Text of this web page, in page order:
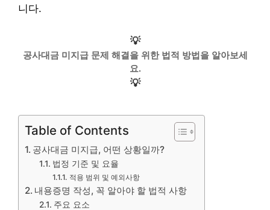
니다.
💡
공사대금 미지급 문제 해결을 위한 법적 방법을 알아보세
요.
💡
Table of Contents
공사대금 미지급, 어떤 상황일까?
법정 기준 및 요율
적용 범위 및 예외사항
내용증명 작성, 꼭 알아야 할 법적 사항
주요 요소